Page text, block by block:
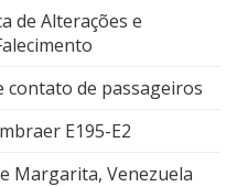
de Alterações e
contato de passageiros
E195-E2
Margarita, Venezuela